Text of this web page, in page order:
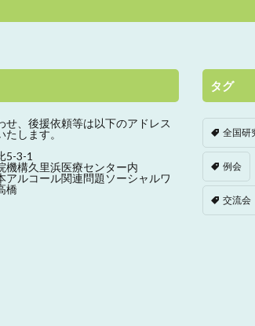
、 後援依頼等は以下のアドレス
します。
5-3-1
機構久里浜医療センター内
ルコール関連問題ソーシャルワ
橋
タグ
全国研
例会
交流会